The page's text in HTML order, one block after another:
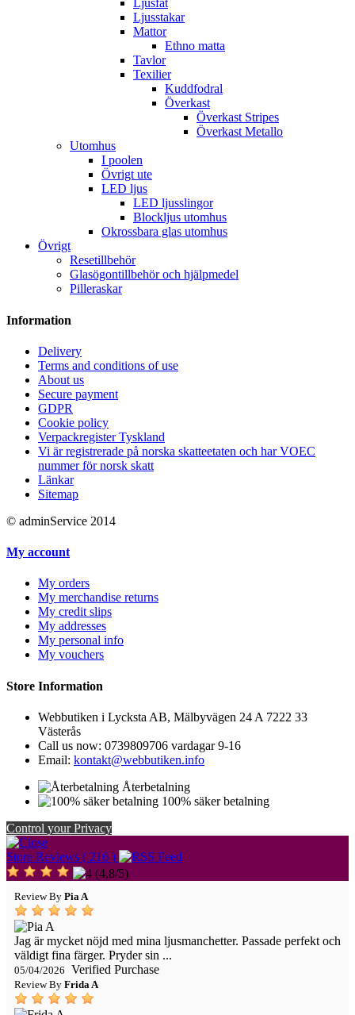
Ljusfat
Ljusstakar
Mattor
Ethno matta
Tavlor
Texilier
Kuddfodral
Överkast
Överkast Stripes
Överkast Metallo
Utomhus
I poolen
Övrigt ute
LED ljus
LED ljusslingor
Blockljus utomhus
Okrossbara glas utomhus
Övrigt
Resetillbehör
Glasögontillbehör och hjälpmedel
Pilleraskar
Information
Delivery
Terms and conditions of use
About us
Secure payment
GDPR
Cookie policy
Verpackregister Tyskland
Vi är registrerade på norska skatteetaten och har VOEC
nummer för norsk skatt
Länkar
Sitemap
© adminService 2014
My account
My orders
My merchandise returns
My credit slips
My addresses
My personal info
My vouchers
Store Information
Webbutiken i Lycksta AB, Mälbyvägen 24 A 7222 33
Västerås
Call us now: 0739809706 vardagar 9-16
Email: kontakt@webbutiken.info
Återbetalning
100% säker betalning
Control your Privacy
Store Reviews ( 216 )
(4,8/5)
Review By Pia A
Jag är mycket nöjd med mina ljusmanchetter. Passade perfekt och
väldigt fina färger. Pryder sin ...
05/04/2026 Verified Purchase
Review By Frida A